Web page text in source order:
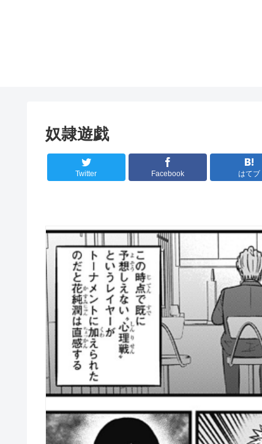
奴隷遊戯
Twitter Facebook はてブ